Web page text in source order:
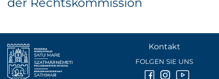
Kontakt
FOLGEN SIE UNS